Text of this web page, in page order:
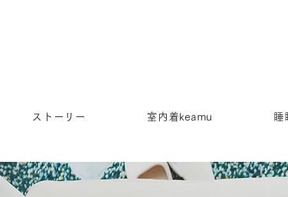
ストーリー 室内着keamu 睡